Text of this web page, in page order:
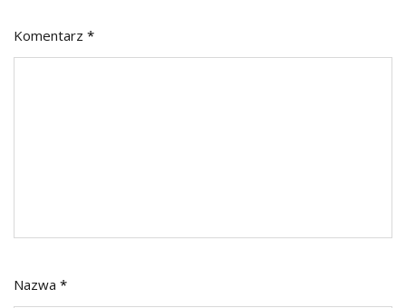
Komentarz *
Nazwa *